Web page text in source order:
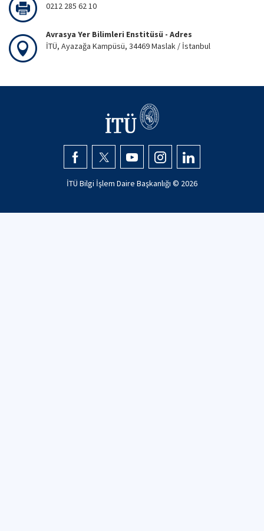
0212 285 62 10
Avrasya Yer Bilimleri Enstitüsü - Adres
İTÜ, Ayazağa Kampüsü, 34469 Maslak / İstanbul
İTÜ Bilgi İşlem Daire Başkanlığı © 2026